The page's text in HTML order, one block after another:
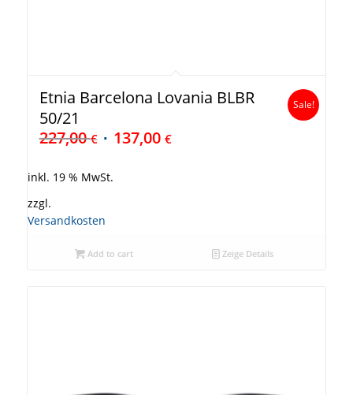
Etnia Barcelona Lovania BLBR
50/21
227,00€ 137,00 €
Sale!
inkl. 19 % MwSt.
zzgl.
Versandkosten
Add to cart Zeige Details